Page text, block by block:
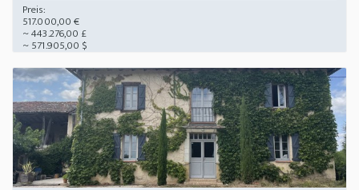
Preis:
517.000,00 €
~ 443.276,00 £
~ 571.905,00 $